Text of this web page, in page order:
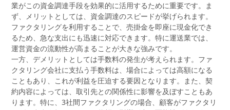
業がこの資金調達手段を効果的に活用するために重要です。ま
ず、メリットとしては、資金調達のスピードが挙げられます。
ファクタリングを利用することで、売掛金を即座に現金化でき
るため、急な支出にも迅速に対応できます。特に運送業では、
運営資金の流動性が高まることが大きな強みです。
一方、デメリットとしては手数料の発生が考えられます。ファ
クタリング会社に支払う手数料は、場合によっては高額になる
こともあり、これが利益を圧迫する要因となります。また、契
約内容によっては、取引先との関係性に影響を及ぼすこともあ
ります。特に、3社間ファクタリングの場合、顧客がファクタリ